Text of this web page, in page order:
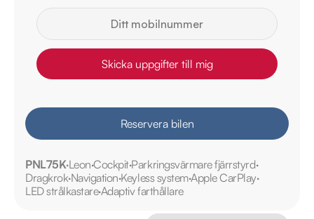
Skicka uppgifter till mig
Reservera bilen
PNL75KLeon CockpitParkringsvärmare fjärrstyrd
DragkrokNavigation Keyless systemApple CarPlay
LED strålkastareAdaptiv farthållare